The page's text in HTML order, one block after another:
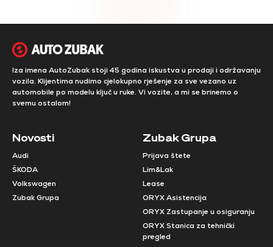
Iza imena AutoZubak stoji 45 godina iskustva u prodaji i održavanju
vozila. Klijentima nudimo cjelokupno rješenje za sve vezano uz
automobile po modelu ključ u ruke. Vi vozite, a mi se brinemo o
svemu ostalom!
Novosti
Audi
ŠKODA
Volkswagen
Zubak Grupa
Zubak Grupa
Prijava štete
Lim&Lak
Lease
ORYX Asistencija
ORYX Zastupanje u osiguranju
ORYX Stanica za tehnički
pregled